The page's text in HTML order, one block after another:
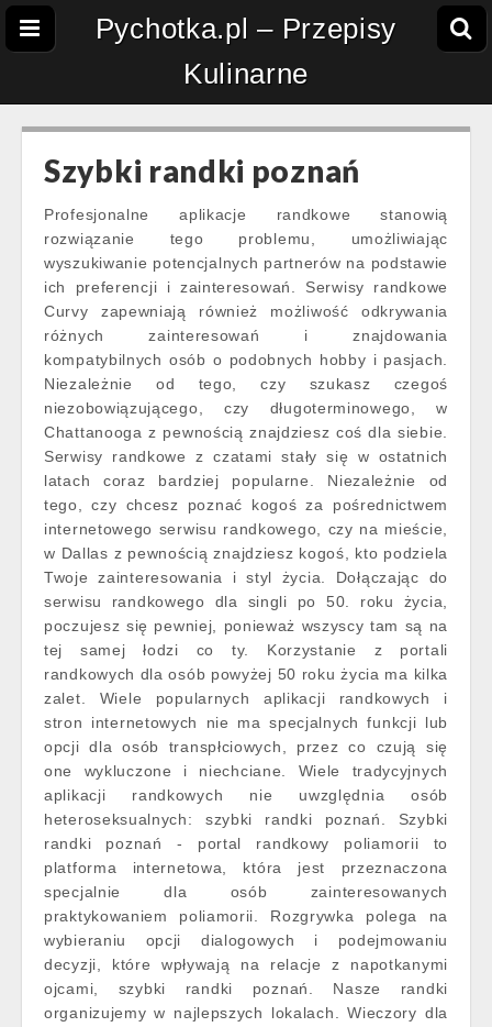
Pychotka.pl – Przepisy
Kulinarne
Szybki randki poznań
Profesjonalne aplikacje randkowe stanowią
rozwiązanie tego problemu, umożliwiając
wyszukiwanie potencjalnych partnerów na podstawie
ich preferencji i zainteresowań. Serwisy randkowe
Curvy zapewniają również możliwość odkrywania
różnych zainteresowań i znajdowania
kompatybilnych osób o podobnych hobby i pasjach.
Niezależnie od tego, czy szukasz czegoś
niezobowiązującego, czy długoterminowego, w
Chattanooga z pewnością znajdziesz coś dla siebie.
Serwisy randkowe z czatami stały się w ostatnich
latach coraz bardziej popularne. Niezależnie od
tego, czy chcesz poznać kogoś za pośrednictwem
internetowego serwisu randkowego, czy na mieście,
w Dallas z pewnością znajdziesz kogoś, kto podziela
Twoje zainteresowania i styl życia. Dołączając do
serwisu randkowego dla singli po 50. roku życia,
poczujesz się pewniej, ponieważ wszyscy tam są na
tej samej łodzi co ty. Korzystanie z portali
randkowych dla osób powyżej 50 roku życia ma kilka
zalet. Wiele popularnych aplikacji randkowych i
stron internetowych nie ma specjalnych funkcji lub
opcji dla osób transpłciowych, przez co czują się
one wykluczone i niechciane. Wiele tradycyjnych
aplikacji randkowych nie uwzględnia osób
heteroseksualnych: szybki randki poznań. Szybki
randki poznań - portal randkowy poliamorii to
platforma internetowa, która jest przeznaczona
specjalnie dla osób zainteresowanych
praktykowaniem poliamorii. Rozgrywka polega na
wybieraniu opcji dialogowych i podejmowaniu
decyzji, które wpływają na relacje z napotkanymi
ojcami, szybki randki poznań. Nasze randki
organizujemy w najlepszych lokalach. Wieczory dla